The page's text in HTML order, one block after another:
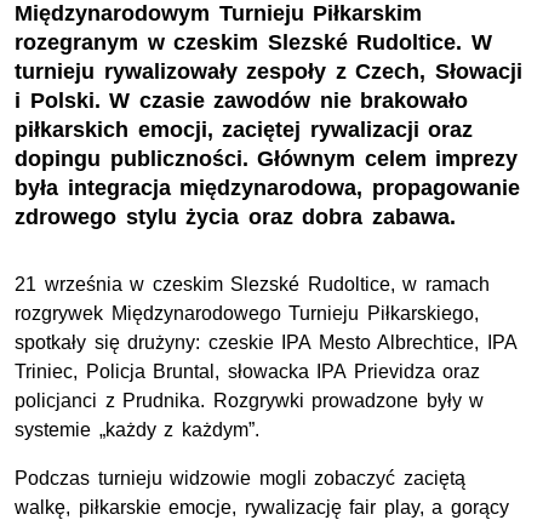
Międzynarodowym Turnieju Piłkarskim
rozegranym w czeskim Slezské Rudoltice. W
turnieju rywalizowały zespoły z Czech, Słowacji
i Polski. W czasie zawodów nie brakowało
piłkarskich emocji, zaciętej rywalizacji oraz
dopingu publiczności. Głównym celem imprezy
była integracja międzynarodowa, propagowanie
zdrowego stylu życia oraz dobra zabawa.
21 września w czeskim Slezské Rudoltice, w ramach
rozgrywek Międzynarodowego Turnieju Piłkarskiego,
spotkały się drużyny: czeskie IPA Mesto Albrechtice, IPA
Triniec, Policja Bruntal, słowacka IPA Prievidza oraz
policjanci z Prudnika. Rozgrywki prowadzone były w
systemie „każdy z każdym”.
Podczas turnieju widzowie mogli zobaczyć zaciętą
walkę, piłkarskie emocje, rywalizację fair play, a gorący